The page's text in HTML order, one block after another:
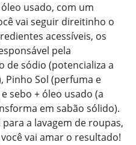
usado, com um
vai seguir direitinho o
acessíveis, os
pela
de sódio (potencializa a
Pinho Sol (perfuma e
sebo + óleo usado (a
em sabão sólido).
a lavagem de roupas,
vai amar o resultado!